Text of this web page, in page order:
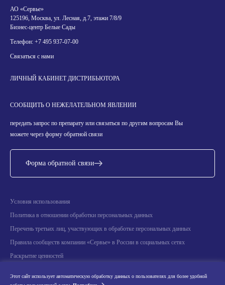
АО «Сервье»
125196, Москва, ул. Лесная, д.7, этажи 7/8/9
Бизнес-центр Белые Сады
Телефон: +7 495 937-07-00
Связаться с нами
ЛИЧНЫЙ КАБИНЕТ ДИСТРИБЬЮТОРА
СООБЩИТЬ О НЕЖЕЛАТЕЛЬНОМ ЯВЛЕНИИ
передать запрос по препарату или связаться по другим вопросам Вы
можете через форму обратной связи
Форма обратной связи
Условия использования
Политика в отношении обработки персональных данных
Перечень третьих лиц, участвующих в обработке персональных данных
Правила сообществ компании «Сервье» в России в социальных сетях
Раскрытие ценностей
Производители лекарственных препаратов, реализуемых АО «Сервье» на
Этот сайт использует автоматическую обработку данных о пользователях для более удобной